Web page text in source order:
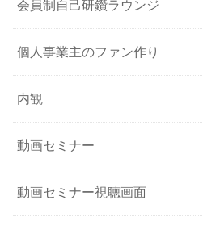
会員制自己研鑽ラウンジ
個人事業主のファン作り
内観
動画セミナー
動画セミナー視聴画面